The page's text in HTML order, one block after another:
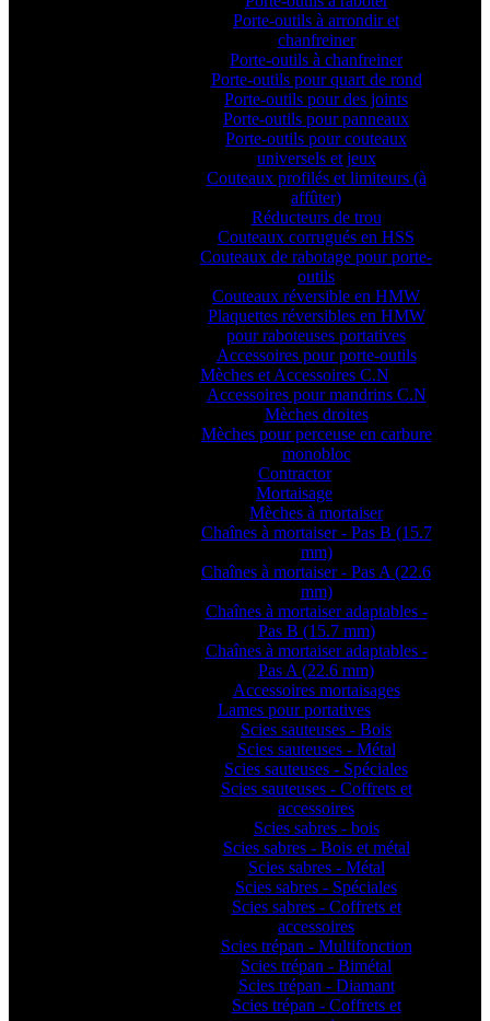
Porte-outils à arrondir et
chanfreiner
Porte-outils à chanfreiner
Porte-outils pour quart de rond
Porte-outils pour des joints
Porte-outils pour panneaux
Porte-outils pour couteaux
universels et jeux
Couteaux profilés et limiteurs (à
affûter)
Réducteurs de trou
Couteaux corrugués en HSS
Couteaux de rabotage pour porte-
outils
Couteaux réversible en HMW
Plaquettes réversibles en HMW
pour raboteuses portatives
Accessoires pour porte-outils
Mèches et Accessoires C.N
Accessoires pour mandrins C.N
Mèches droites
Mèches pour perceuse en carbure
monobloc
Contractor
Mortaisage
Mèches à mortaiser
Chaînes à mortaiser - Pas B (15.7
mm)
Chaînes à mortaiser - Pas A (22.6
mm)
Chaînes à mortaiser adaptables -
Pas B (15.7 mm)
Chaînes à mortaiser adaptables -
Pas A (22.6 mm)
Accessoires mortaisages
Lames pour portatives
Scies sauteuses - Bois
Scies sauteuses - Métal
Scies sauteuses - Spéciales
Scies sauteuses - Coffrets et
accessoires
Scies sabres - bois
Scies sabres - Bois et métal
Scies sabres - Métal
Scies sabres - Spéciales
Scies sabres - Coffrets et
accessoires
Scies trépan - Multifonction
Scies trépan - Bimétal
Scies trépan - Diamant
Scies trépan - Coffrets et